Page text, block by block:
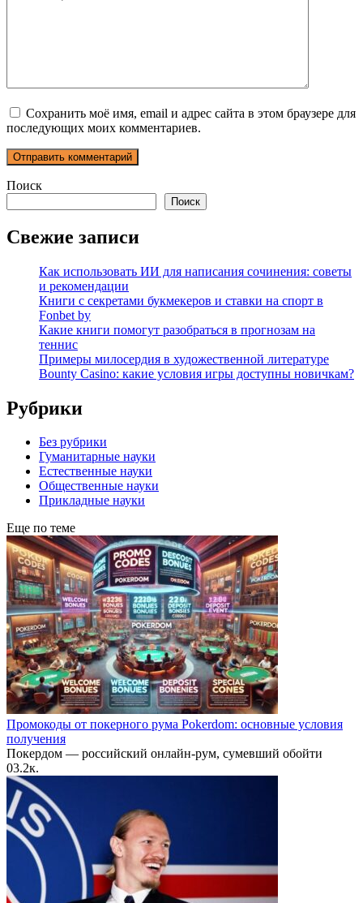
Сохранить моё имя, email и адрес сайта в этом браузере для
последующих моих комментариев.
Поиск
Поиск
Свежие записи
Как использовать ИИ для написания сочинения: советы
и рекомендации
Книги с секретами букмекеров и ставки на спорт в
Fonbet by
Какие книги помогут разобраться в прогнозам на
теннис
Примеры милосердия в художественной литературе
Bounty Casino: какие условия игры доступны новичкам?
Рубрики
Без рубрики
Гуманитарные науки
Естественные науки
Общественные науки
Прикладные науки
Еще по теме
Промокоды от покерного рума Pokerdom: основные условия
получения
Покердом — российский онлайн-рум, сумевший обойти
03.2к.